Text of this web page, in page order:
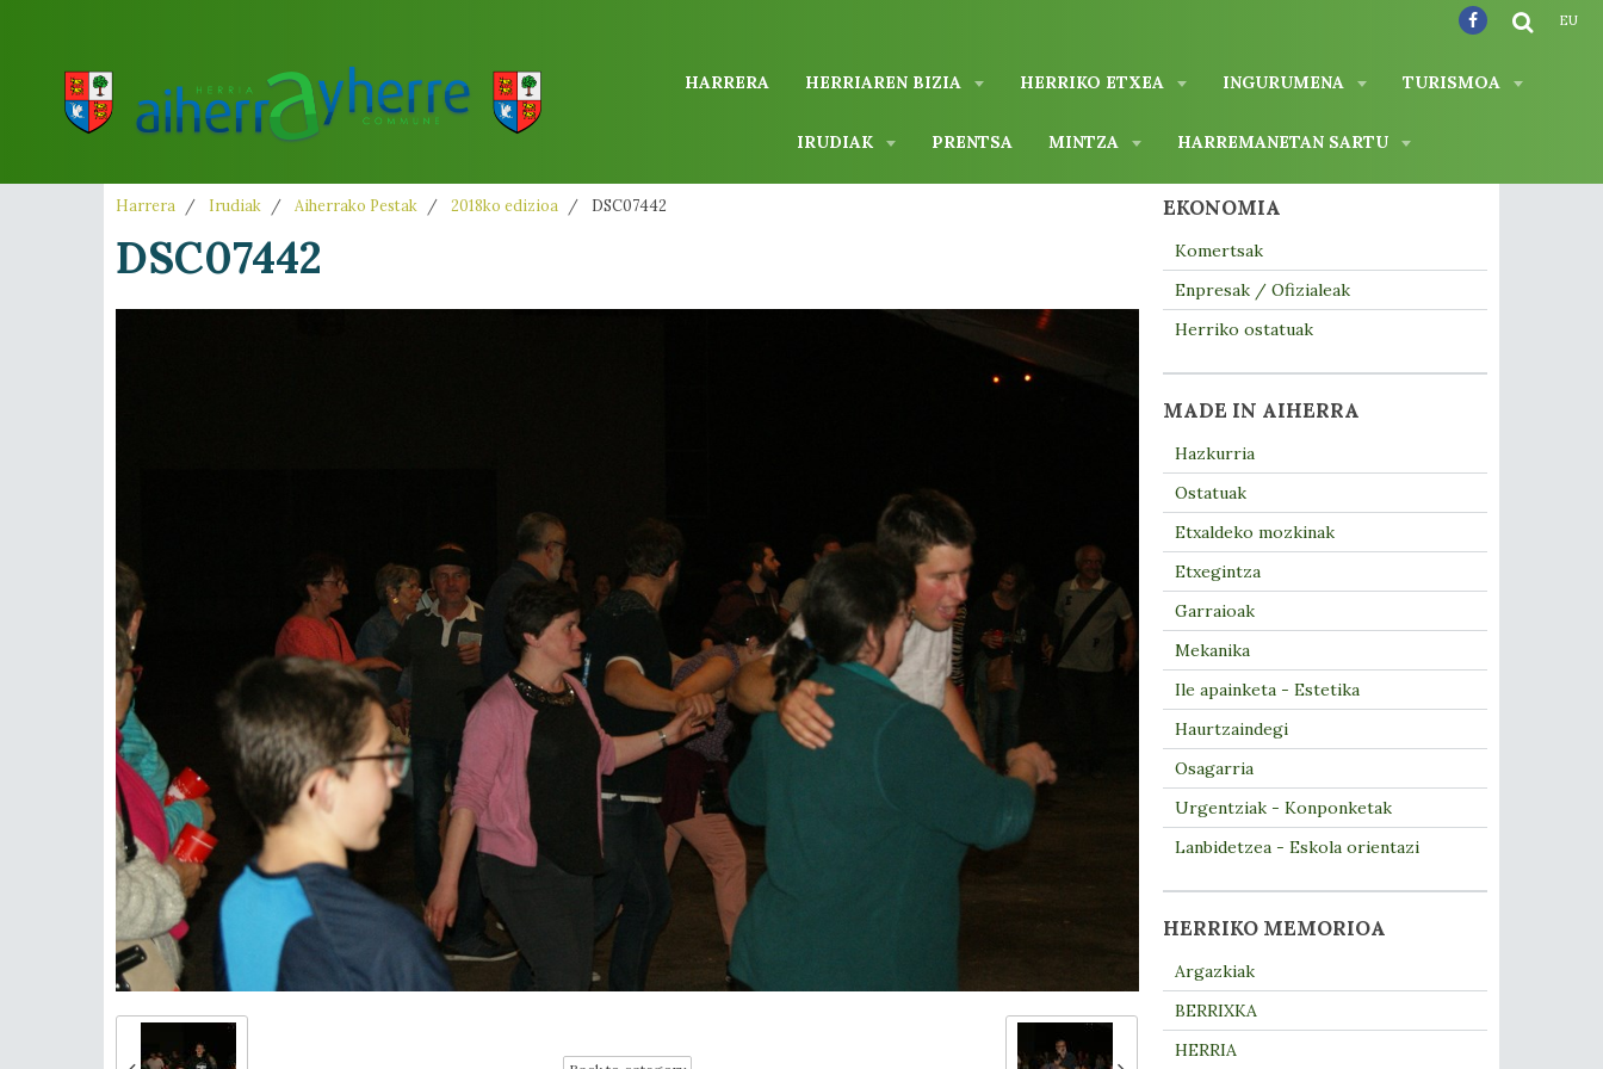
HARRERA HERRIAREN BIZIA HERRIKO ETXEA INGURUMENA TURISMOA
IRUDIAK PRENTSA MINTZA HARREMANETAN SARTU
EU
Harrera Irudiak Aiherrako Pestak 2018ko edizioa DSC07442
DSC07442
EKONOMIA
Komertsak
Enpresak / Ofizialeak
Herriko ostatuak
MADE IN AIHERRA
Hazkurria
Ostatuak
Etxaldeko mozkinak
Etxegintza
Garraioak
Mekanika
Ile apainketa - Estetika
Haurtzaindegi
Osagarria
Urgentziak - Konponketak
Lanbidetzea - Eskola orientazi
HERRIKO MEMORIOA
Argazkiak
BERRIXKA
HERRIA